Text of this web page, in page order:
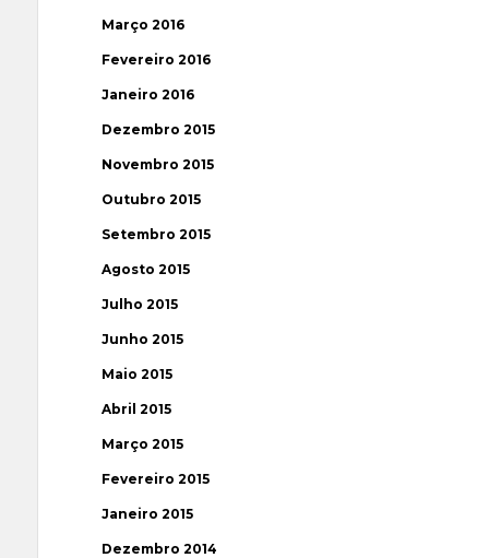
Março 2016
Fevereiro 2016
Janeiro 2016
Dezembro 2015
Novembro 2015
Outubro 2015
Setembro 2015
Agosto 2015
Julho 2015
Junho 2015
Maio 2015
Abril 2015
Março 2015
Fevereiro 2015
Janeiro 2015
Dezembro 2014